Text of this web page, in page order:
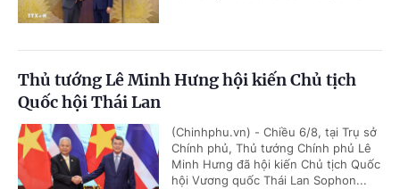
Thủ tướng Lê Minh Hưng hội kiến Chủ tịch
Quốc hội Thái Lan
(Chinhphu.vn) - Chiều 6/8, tại Trụ sở
Chính phủ, Thủ tướng Chính phủ Lê
Minh Hưng đã hội kiến Chủ tịch Quốc
hội Vương quốc Thái Lan Sophon...